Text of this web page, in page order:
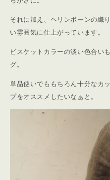
それに加え、ヘリンボーンの織
い雰囲気に仕上がっています。
ビスケットカラーの淡い色合い
グ。
単品使いでももちろん十分なカ
プをオススメしたいなぁと。